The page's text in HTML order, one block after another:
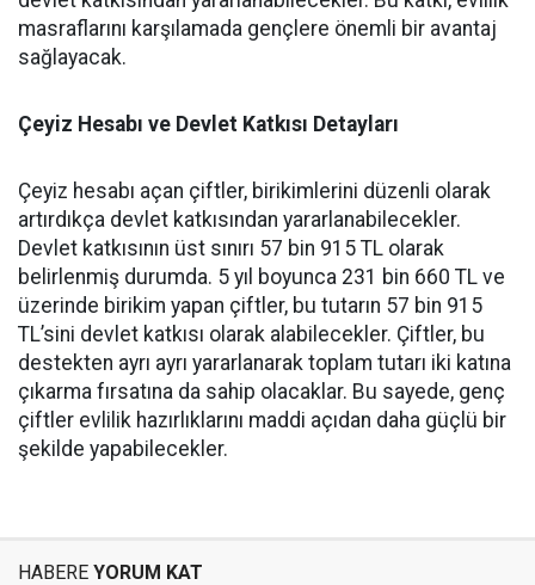
masraflarını karşılamada gençlere önemli bir avantaj
sağlayacak.
Çeyiz Hesabı ve Devlet Katkısı Detayları
Çeyiz hesabı açan çiftler, birikimlerini düzenli olarak
artırdıkça devlet katkısından yararlanabilecekler.
Devlet katkısının üst sınırı 57 bin 915 TL olarak
belirlenmiş durumda. 5 yıl boyunca 231 bin 660 TL ve
üzerinde birikim yapan çiftler, bu tutarın 57 bin 915
TL’sini devlet katkısı olarak alabilecekler. Çiftler, bu
destekten ayrı ayrı yararlanarak toplam tutarı iki katına
çıkarma fırsatına da sahip olacaklar. Bu sayede, genç
çiftler evlilik hazırlıklarını maddi açıdan daha güçlü bir
şekilde yapabilecekler.
HABERE YORUM KAT